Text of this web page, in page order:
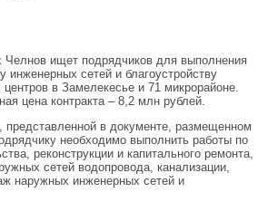
ищет подрядчиков для выполнения
инженерных сетей и благоустройству
в Замелекесье и 71 микрорайоне.
цена контракта – 8,2 млн рублей.
в документе, размещенном
необходимо выполнить работы по
реконструкции и капитального ремонта,
сетей водопровода, канализации,
наружных инженерных сетей и